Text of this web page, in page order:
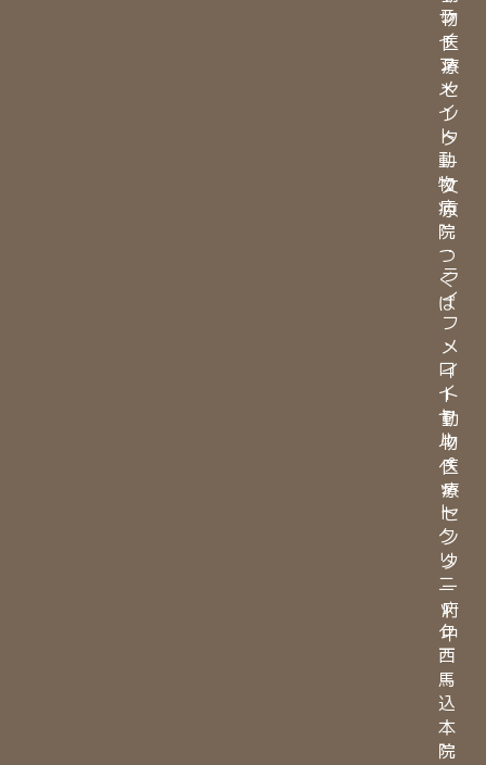
ラ
イ
フ
メ
イ
ト
動
物
病
院
つ
く
ば
・
ロ
イ
ヤ
ル
ペ
ッ
ト
ク
リ
ニ
ッ
ク
西
馬
込
本
院
物
医
療
セ
ン
タ
ー
文
京
・
ラ
イ
フ
メ
イ
ト
動
物
医
療
セ
ン
タ
ー
府
中